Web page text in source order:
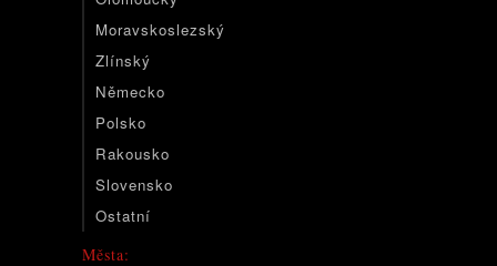
Moravskoslezský
Zlínský
Německo
Polsko
Rakousko
Slovensko
Ostatní
Města: